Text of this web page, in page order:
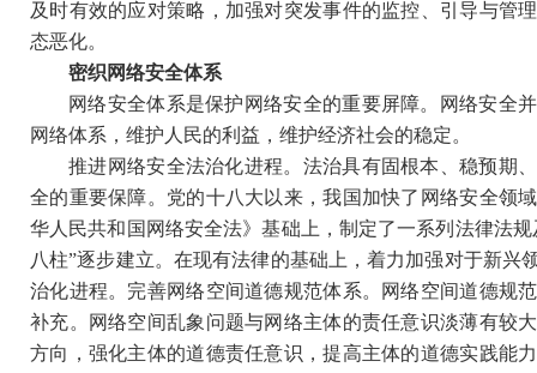
及时有效的应对策略，加强对突发事件的监控、引导与管
态恶化。
密织网络安全体系
网络安全体系是保护网络安全的重要屏障。网络安全
网络体系，维护人民的利益，维护经济社会的稳定。
推进网络安全法治化进程。法治具有固根本、稳预期
全的重要保障。党的十八大以来，我国加快了网络安全领
华人民共和国网络安全法》基础上，制定了一系列法律法
八柱”逐步建立。在现有法律的基础上，着力加强对于新兴
治化进程。完善网络空间道德规范体系。网络空间道德规
补充。网络空间乱象问题与网络主体的责任意识淡薄有较
方向，强化主体的道德责任意识，提高主体的道德实践能